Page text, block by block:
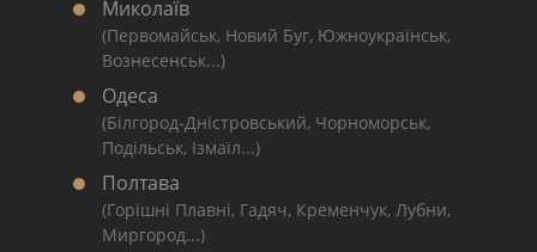
Миколаїв
(Первомайськ, Новий Буг, Южноукраїнськ,
Вознесенськ...)
Одеса
(Білгород-Дністровський, Чорноморськ,
Подільськ, Ізмаїл...)
Полтава
(Горішні Плавні, Гадяч, Кременчук, Лубни,
Миргород...)